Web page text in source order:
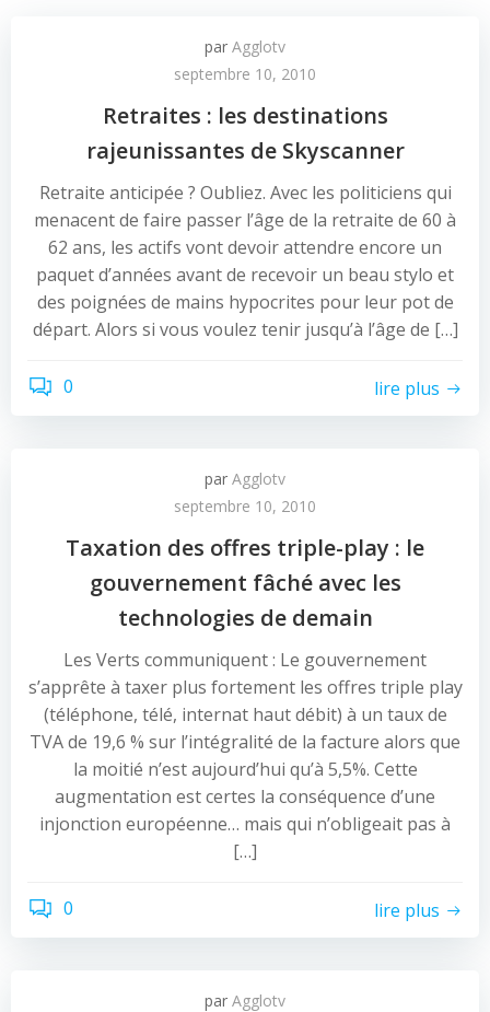
par Agglotv
septembre 10, 2010
Retraites : les destinations
rajeunissantes de Skyscanner
Retraite anticipée ? Oubliez. Avec les politiciens qui
menacent de faire passer l’âge de la retraite de 60 à
62 ans, les actifs vont devoir attendre encore un
paquet d’années avant de recevoir un beau stylo et
des poignées de mains hypocrites pour leur pot de
départ. Alors si vous voulez tenir jusqu’à l’âge de […]
0 lire plus
par Agglotv
septembre 10, 2010
Taxation des offres triple-play : le
gouvernement fâché avec les
technologies de demain
Les Verts communiquent : Le gouvernement
s’apprête à taxer plus fortement les offres triple play
(téléphone, télé, internat haut débit) à un taux de
TVA de 19,6 % sur l’intégralité de la facture alors que
la moitié n’est aujourd’hui qu’à 5,5%. Cette
augmentation est certes la conséquence d’une
injonction européenne… mais qui n’obligeait pas à
[…]
0 lire plus
par Agglotv